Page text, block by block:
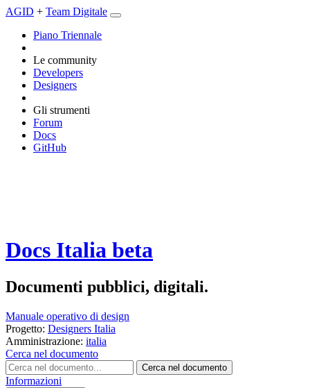
AGID + Team Digitale
Piano Triennale
Le community
Developers
Designers
Gli strumenti
Forum
Docs
GitHub
Docs Italia beta
Documenti pubblici, digitali.
Manuale operativo di design
Progetto: Designers Italia
Amministrazione: italia
Cerca nel documento
Cerca nel documento
Informazioni